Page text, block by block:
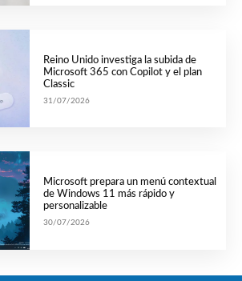
Reino Unido investiga la subida de
Microsoft 365 con Copilot y el plan
Classic
31/07/2026
Microsoft prepara un menú contextual
de Windows 11 más rápido y
personalizable
30/07/2026